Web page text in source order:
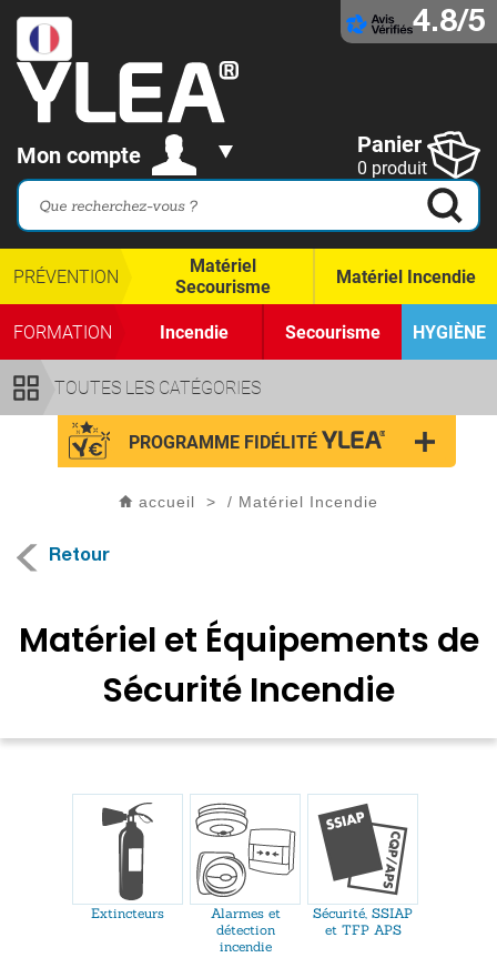
4.8/5
Mon compte Panier
0 produit
TOUTES LES CATÉGORIES
PRÉVENTION
Matériel
Secourisme
Matériel Incendie
FORMATION Incendie Secourisme HYGIÈNE
PROGRAMME FIDÉLITÉ
accueil > / Matériel Incendie
Retour
Matériel et Équipements de
Sécurité Incendie
Extincteurs
Alarmes et
détection
incendie
Sécurité, SSIAP
et TFP APS